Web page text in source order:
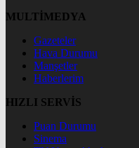
MULTİMEDYA
Gazeteler
Hava Durumu
Manşetler
Haberlerim
HIZLI SERVİS
Puan Durumu
Sinema